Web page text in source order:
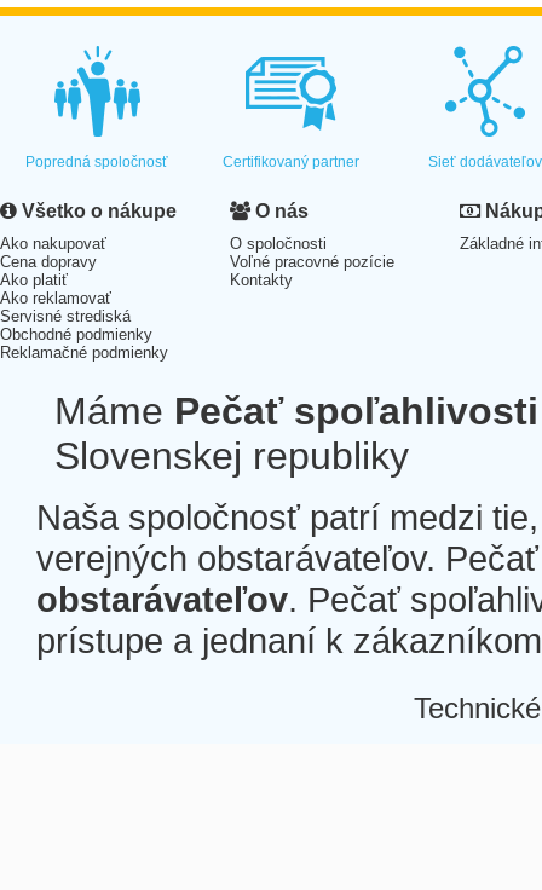
Popredná spoločnosť Certifikovaný partner Sieť dodávateľov
Všetko o nákupe
Ako nakupovať
Cena dopravy
Ako platiť
Ako reklamovať
Servisné strediská
Obchodné podmienky
Reklamačné podmienky
O nás
O spoločnosti
Voľné pracovné pozície
Kontakty
Základné
Máme Pečať spoľahlivosti
Slovenskej republiky
Naša spoločnosť patrí medzi
verejných obstarávateľov.
obstarávateľov. Pečať
prístupe a jednaní k